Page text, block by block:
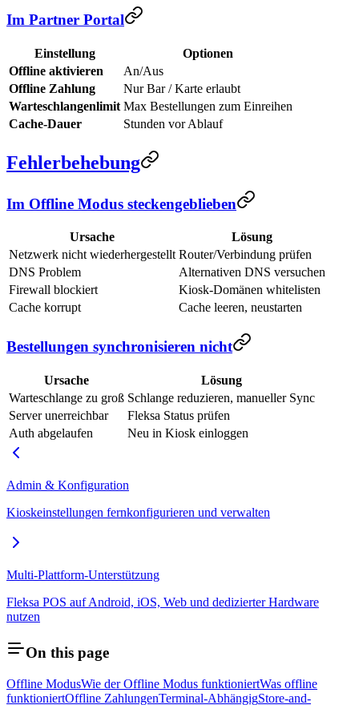
Im Partner Portal
Einstellung
Optionen
Offline aktivieren
An/Aus
Offline Zahlung
Nur Bar / Karte erlaubt
Warteschlangenlimit Max Bestellungen zum Einreihen
Cache-Dauer
Stunden vor Ablauf
Fehlerbehebung
Im Offline Modus steckengeblieben
Ursache
Lösung
Netzwerk nicht wiederhergestellt Router/Verbindung prüfen
DNS Problem
Alternativen DNS versuchen
Firewall blockiert
Kiosk-Domänen whitelisten
Cache korrupt
Cache leeren, neustarten
Bestellungen synchronisieren nicht
Ursache
Lösung
Warteschlange zu groß Schlange reduzieren, manueller Sync
Server unerreichbar
Fleksa Status prüfen
Auth abgelaufen
Neu in Kiosk einloggen
Admin & Konfiguration
Kioskeinstellungen fernkonfigurieren und verwalten
Multi-Plattform-Unterstützung
Fleksa POS auf Android, iOS, Web und dedizierter Hardware
nutzen
On this page
Offline ModusWie der Offline Modus funktioniertWas offline
funktioniertOffline ZahlungenTerminal-AbhängigStore-and-